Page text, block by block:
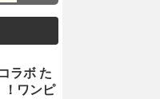
ラボ た
！ワンピ